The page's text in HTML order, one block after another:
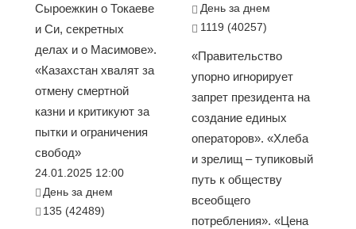
Сыроежкин о Токаеве
и Си, секретных
делах и о Масимове».
«Казахстан хвалят за
отмену смертной
казни и критикуют за
пытки и ограничения
свобод»
24.01.2025 12:00
День за днем
135 (42489)
День за днем
1119 (40257)
«Правительство
упорно игнорирует
запрет президента на
создание единых
операторов». «Хлеба
и зрелищ – тупиковый
путь к обществу
всеобщего
потребления». «Цена